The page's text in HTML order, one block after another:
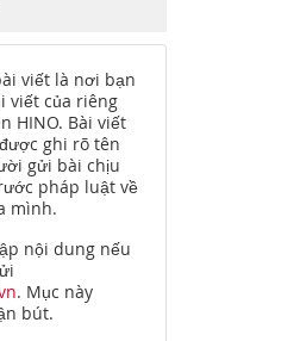
viết là nơi bạn
viết của riêng
HINO. Bài viết
ghi rõ tên
gửi bài chịu
pháp luật về
mình.
nội dung nếu
. Mục này
bút.